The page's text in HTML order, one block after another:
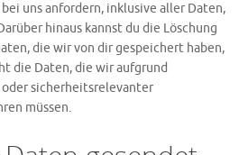
uns anfordern, inklusive aller Daten,
hinaus kannst du die Löschung
die wir von dir gespeichert haben,
die Daten, die wir aufgrund
sicherheitsrelevanter
müssen.